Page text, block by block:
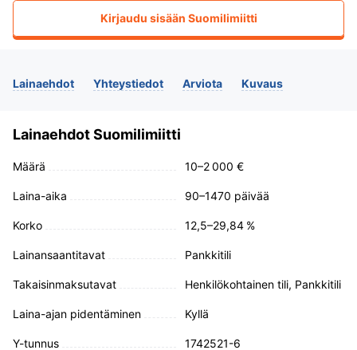
Kirjaudu sisään Suomilimiitti
Lainaehdot Yhteystiedot Arviota Kuvaus
Lainaehdot Suomilimiitti
Määrä 10–2 000 €
Laina-aika 90–1470 päivää
Korko 12,5–29,84 %
Lainansaantitavat Pankkitili
Takaisinmaksutavat Henkilökohtainen tili, Pankkitili
Laina-ajan pidentäminen Kyllä
Y-tunnus 1742521-6